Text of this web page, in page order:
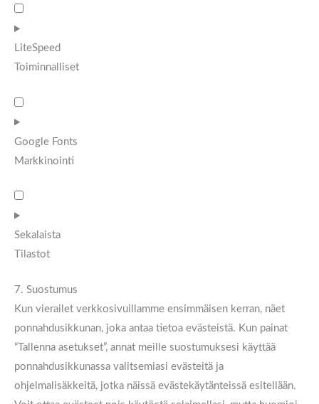
LiteSpeed
Toiminnalliset
Google Fonts
Markkinointi
Sekalaista
Tilastot
7. Suostumus
Kun vierailet verkkosivuillamme ensimmäisen kerran, näet
ponnahdusikkunan, joka antaa tietoa evästeistä. Kun painat
“Tallenna asetukset”, annat meille suostumuksesi käyttää
ponnahdusikkunassa valitsemiasi evästeitä ja
ohjelmalisäkkeitä, jotka näissä evästekäytänteissä esitellään.